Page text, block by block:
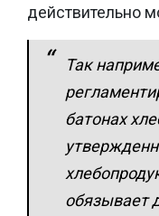
действительно
Так
батонах
обязывает